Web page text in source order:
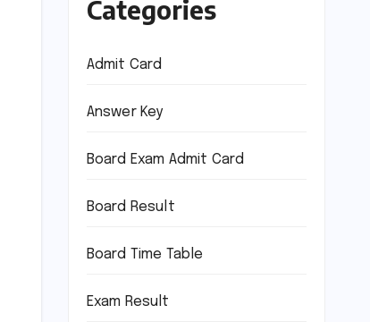
Categories
Admit Card
Answer Key
Board Exam Admit Card
Board Result
Board Time Table
Exam Result